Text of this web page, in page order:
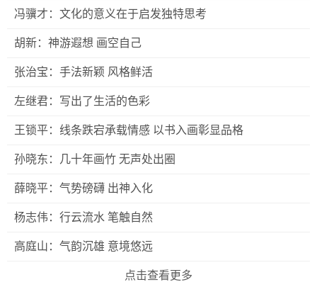
冯骥才：文化的意义在于启发独特思考
胡新：神游遐想 画空自己
张治宝：手法新颖 风格鲜活
左继君：写出了生活的色彩
王锁平：线条跌宕承载情感 以书入画彰显品格
孙晓东：几十年画竹 无声处出圈
薛晓平：气势磅礴 出神入化
杨志伟：行云流水 笔触自然
高庭山：气韵沉雄 意境悠远
点击查看更多